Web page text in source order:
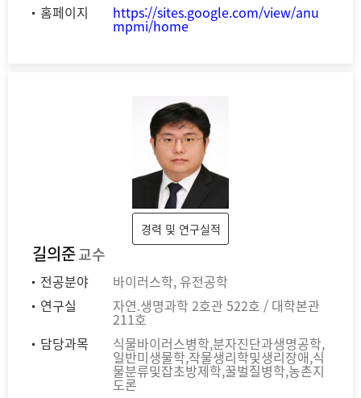
홈페이지
https://sites.google.com/view/anu
mpmi/home
경력 및 연구실적
길의준교수
전공분야
바이러스학, 유전공학
연구실
자연.생명과학 2호관 522호 / 대학본관
211호
담당과목
식물바이러스병학,분자진단과생명공학,
일반미생물학,작물생리학및생리장애,식
물분류및잡초방제학,꿀벌질병학,농촌지
도론